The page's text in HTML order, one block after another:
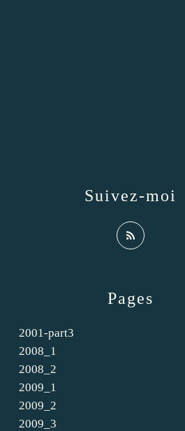
Pages
2001-part3
2008_1
2008_2
2009_1
2009_2
2009_3
Suivez-moi